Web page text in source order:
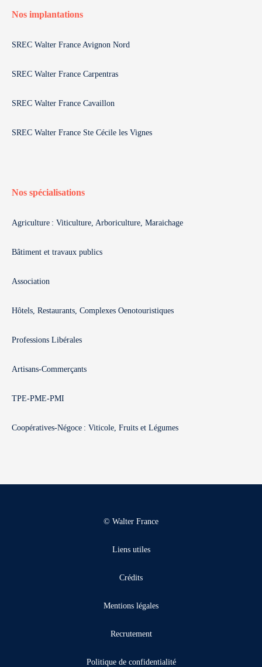
Nos implantations
SREC Walter France Avignon Nord
SREC Walter France Carpentras
SREC Walter France Cavaillon
SREC Walter France Ste Cécile les Vignes
Nos spécialisations
Agriculture : Viticulture, Arboriculture, Maraichage
Bâtiment et travaux publics
Association
Hôtels, Restaurants, Complexes Oenotouristiques
Professions Libérales
Artisans-Commerçants
TPE-PME-PMI
Coopératives-Négoce : Viticole, Fruits et Légumes
© Walter France
Liens utiles
Crédits
Mentions légales
Recrutement
Politique de confidentialité